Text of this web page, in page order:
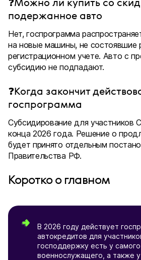
подержанное авто
Нет, госпрограмма
на новые машины, не состоявшие
регистрационном учете. Авто с
субсидию не подпадают.
❓Когда закончит
госпрограмма
Субсидирование для участников
конца 2026 года. Решение о
будет принято отдельным
Правительства РФ.
Коротко о главном
В 2026 году действует
автокредитов для
господдержку есть у самого
военнослужащего, а также у